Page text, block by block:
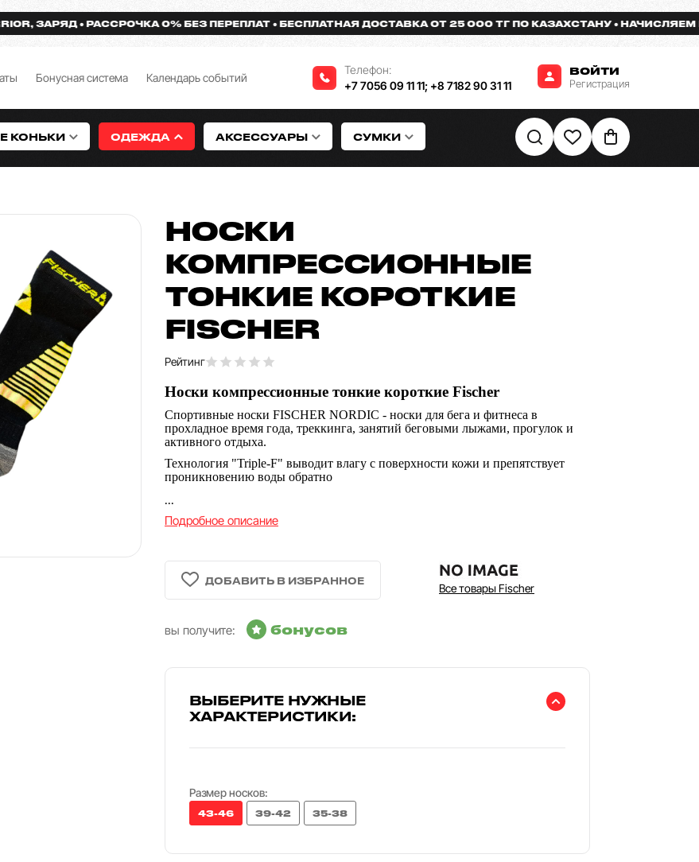
ЗАРЯД РАССРОЧКА 0% БЕЗ ПЕРЕПЛАТ БЕСПЛАТНАЯ ДОСТАВКА ОТ 25 000 ТГ ПО КАЗАХСТАНУ НАЧИСЛЯЕМ
Бонусная система Календарь событий
Телефон:
+7 7056 09 11 11; +8 7182 90 31 11
ВОЙТИ
Регистрация
КОНЬКИ ОДЕЖДА АКСЕССУАРЫ СУМКИ
НОСКИ
КОМПРЕССИОННЫЕ
ТОНКИЕ КОРОТКИЕ
FISCHER
Рейтинг
Носки компрессионные тонкие короткие Fischer
Спортивные носки FISCHER NORDIC - носки для бега и фитнеса в
прохладное время года, треккинга, занятий беговыми лыжами, прогулок и
активного отдыха.
Технология "Triple-F" выводит влагу с поверхности кожи и препятствует
проникновению воды обратно
...
Подробное описание
Все товары Fischer
вы получите: бонусов
ВЫБЕРИТЕ НУЖНЫЕ
ХАРАКТЕРИСТИКИ:
Размер носков:
43-46 39-42 35-38